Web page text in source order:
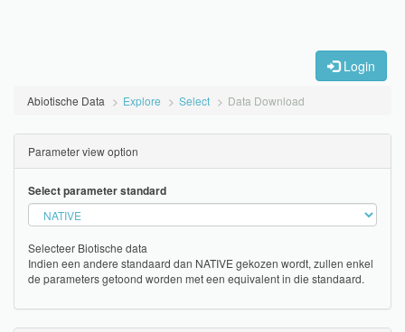
Login
Abiotische Data Explore Select Data Download
Parameter view option
Select parameter standard
Selecteer Biotische data
Indien een andere standaard dan NATIVE gekozen wordt, zullen enkel
de parameters getoond worden met een equivalent in die standaard.